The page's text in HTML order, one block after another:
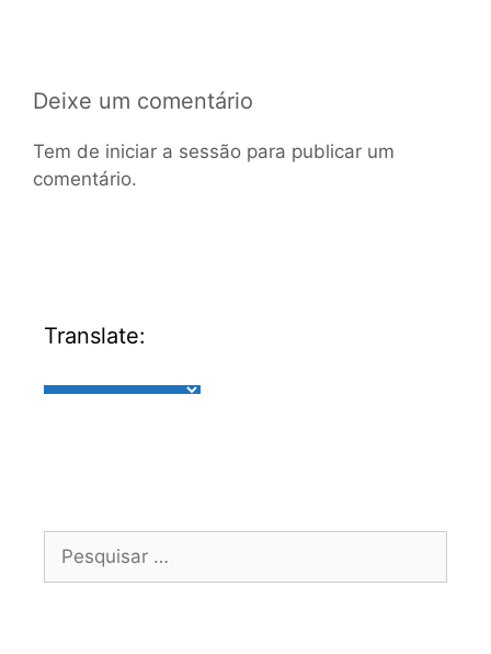
Deixe um comentário
Tem de iniciar a sessão para publicar um
comentário.
Translate: